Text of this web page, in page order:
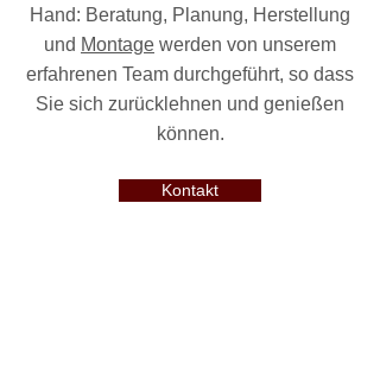
Hand: Beratung, Planung, Herstellung
und Montage werden von unserem
erfahrenen Team durchgeführt, so dass
Sie sich zurücklehnen und genießen
können.
Kontakt